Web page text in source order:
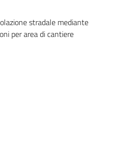
stradale mediante
per area di cantiere